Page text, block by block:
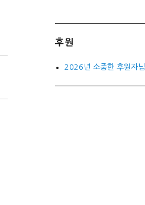
후원
2026년 소중한 후원자님